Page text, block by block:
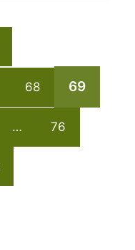
68 69
… 76